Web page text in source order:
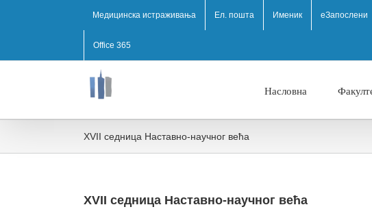
Медицинска истраживања Ел. пошта Именик eЗапослени
Office 365
Насловна
XVII седница Наставно-научног већа
XVII седница Наставно-научног већа